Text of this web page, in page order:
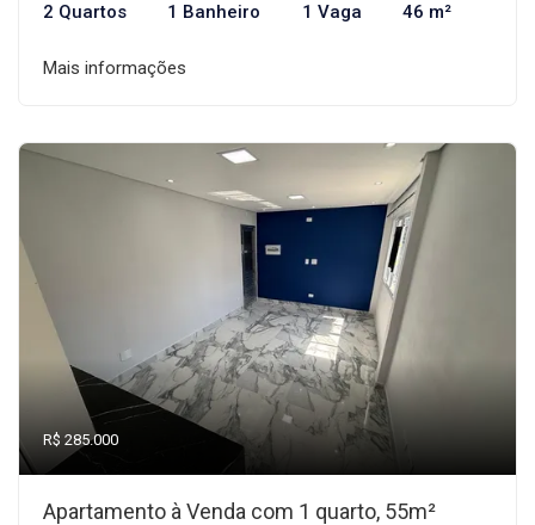
2 Quartos 1 Banheiro 1 Vaga 46 m²
Mais informações
R$ 285.000
Apartamento à Venda com 1 quarto, 55m²